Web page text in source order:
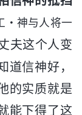
・神与人将一
夫这个人变
道信神好，
的实质就是
能下得了这